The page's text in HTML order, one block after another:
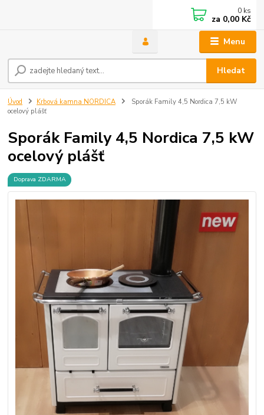
Menu
Hledat
0 ks
za 0,00 Kč
Úvod Krbová kamna NORDICA
Sporák Family 4,5 Nordica 7,5 kW
ocelový plášť
Sporák Family 4,5 Nordica 7,5 kW
ocelový plášť
Doprava ZDARMA